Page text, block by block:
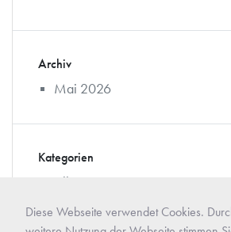
Diese Webseite verwendet Cookies.
Archiv
Mai 2026
Kategorien
Allgemein